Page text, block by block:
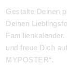
Gestalte Deinen
Deinen
und freue Dich
MYPOSTER“.